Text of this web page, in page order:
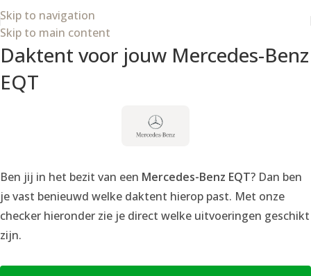
Skip to navigation
Skip to main content
Daktent voor jouw Mercedes-Benz
EQT
Ben jij in het bezit van een Mercedes-Benz EQT? Dan ben
je vast benieuwd welke daktent hierop past. Met onze
checker hieronder zie je direct welke uitvoeringen geschikt
zijn.